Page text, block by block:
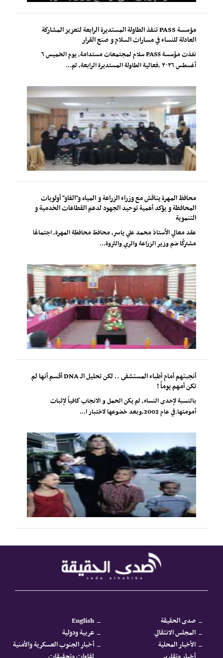
مؤسسة PASS تنفذ الطاولة المستديرة الرابعة لتعزيز المشاركة
العادلة للنساء في مسارات السلام و صنع القرار
نفذت مؤسسة PASS سلام لمجتمعات مستدامة، يوم الخميس ٦
أغسطس ٢٠٢٦ ،فعالية الطاولة المستديرة الرابعة، لم...
محافظ المهرة يناقش مع وزراء الزراعة و المياه و"الفاو" أولويات
المحافظة و يؤكد أهمية توحيد الجهود لدعم القطاعات الخدمية و
التنموية
عقد معالي الأستاذ محمد علي ياسر، محافظ محافظة المهرة، اجتماعًا
مشتركًا ضم وزير الزراعة والري والثروة...
أنجبتهم أمام أطباء المستشفى .. لكن تحليل الـ DNA أقسم أنها لم
تكن أمهم يوماً !
بالنسبة لإحدى النساء، لم يكن الحمل و الانجاب كافياً لإثبات
أمومتها.في عام 2002،وبعد خضوعها لاختبار ا...
صدى الحقيقة
English
المجلس الانتقالي
عربية ودولية
الأخبار المحلية
أخبار الجنوب العسكرية والأمنية